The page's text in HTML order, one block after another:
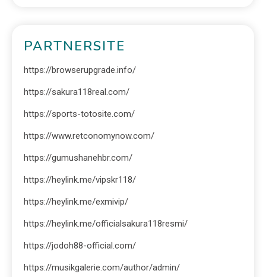
PARTNERSITE
https://browserupgrade.info/
https://sakura118real.com/
https://sports-totosite.com/
https://www.retconomynow.com/
https://gumushanehbr.com/
https://heylink.me/vipskr118/
https://heylink.me/exmivip/
https://heylink.me/officialsakura118resmi/
https://jodoh88-official.com/
https://musikgalerie.com/author/admin/